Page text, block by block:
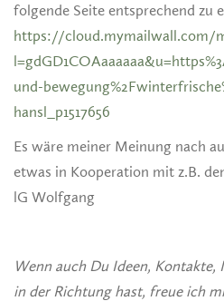
folgende Seite entsprechend zu
https://cloud.mymailwall.com/
und-
hansl_p1517656
Es wäre meiner Meinung nach
etwas in Kooperation mit z.B.
lG Wolfgang
Wenn auch Du Ideen, Kontakte,
in der Richtung hast, freue ich